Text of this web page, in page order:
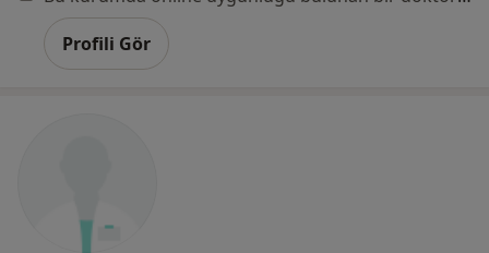
Profili Gör